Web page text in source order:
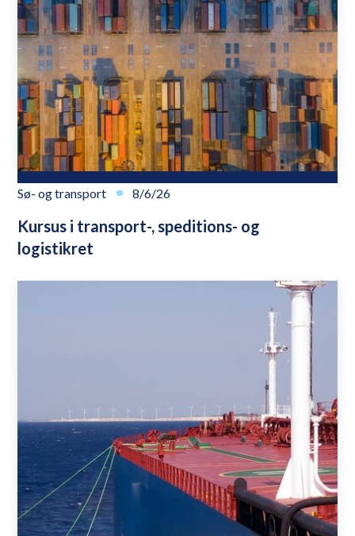
Sø- og transport 8/6/26
Kursus i transport-, speditions- og
logistikret